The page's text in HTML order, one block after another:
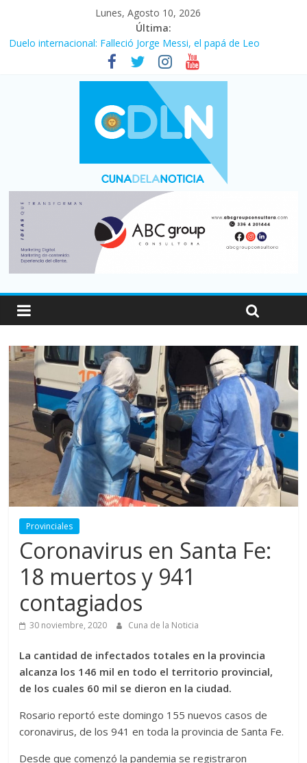
Lunes, Agosto 10, 2026
Última:
Duelo internacional: Falleció Jorge Messi, el papá de Leo
El consumo sigue frenado: las ventas minoristas cayeron 3,8 en
julio y acumulan siete meses en baja
Newell’s cayó 2 a 1 ante Defensa y Justicia en Florencio Varela
por la cuarta fecha del Clausura
El agro argentino logró un récord histórico de exportaciones en
el primer semestre de 2026
La construcción cayó 4,1% en junio y registró su cuarta baja del
Provinciales
Coronavirus en Santa Fe:
18 muertos y 941
contagiados
30 noviembre, 2020 Cuna de la Noticia
La cantidad de infectados totales en la provincia
alcanza los 146 mil en todo el territorio provincial,
de los cuales 60 mil se dieron en la ciudad.
Rosario reportó este domingo 155 nuevos casos de
coronavirus, de los 941 en toda la provincia de Santa Fe.
Desde que comenzó la pandemia se registraron